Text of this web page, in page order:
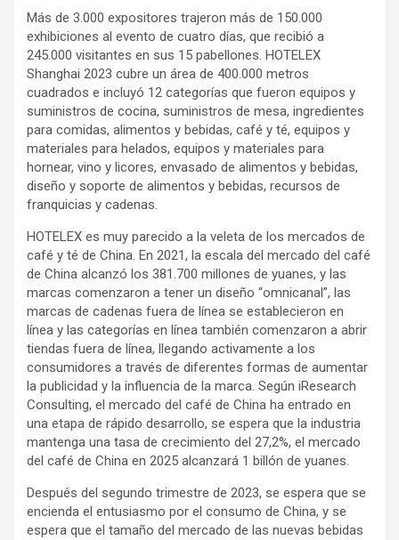
Más de 3.000 expositores trajeron más de 150.000
exhibiciones al evento de cuatro días, que recibió a
245.000 visitantes en sus 15 pabellones. HOTELEX
Shanghai 2023 cubre un área de 400.000 metros
cuadrados e incluyó 12 categorías que fueron equipos y
suministros de cocina, suministros de mesa, ingredientes
para comidas, alimentos y bebidas, café y té, equipos y
materiales para helados, equipos y materiales para
hornear, vino y licores, envasado de alimentos y bebidas,
diseño y soporte de alimentos y bebidas, recursos de
franquicias y cadenas.
HOTELEX es muy parecido a la veleta de los mercados de
café y té de China. En 2021, la escala del mercado del café
de China alcanzó los 381.700 millones de yuanes, y las
marcas comenzaron a tener un diseño “omnicanal”, las
marcas de cadenas fuera de línea se establecieron en
línea y las categorías en línea también comenzaron a abrir
tiendas fuera de línea, llegando activamente a los
consumidores a través de diferentes formas de aumentar
la publicidad y la influencia de la marca. Según iResearch
Consulting, el mercado del café de China ha entrado en
una etapa de rápido desarrollo, se espera que la industria
mantenga una tasa de crecimiento del 27,2%, el mercado
del café de China en 2025 alcanzará 1 billón de yuanes.
Después del segundo trimestre de 2023, se espera que se
encienda el entusiasmo por el consumo de China, y se
espera que el tamaño del mercado de las nuevas bebidas